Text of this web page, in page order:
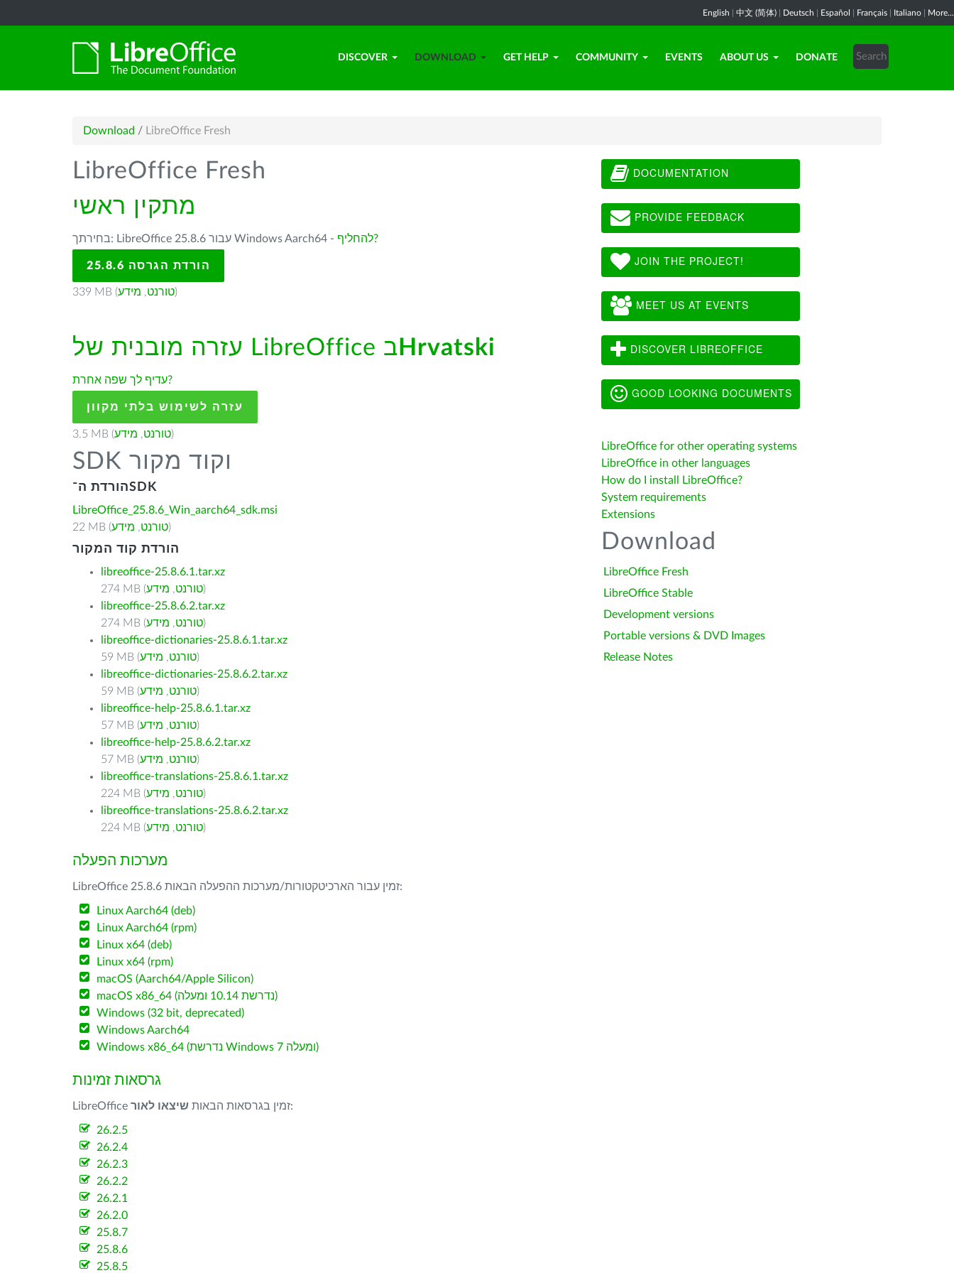
English 中文 (简体) Deutsch Español Français Italiano More...
DISCOVER DOWNLOAD GET HELP COMMUNITY EVENTS ABOUT US DONATE
Download / LibreOffice Fresh
LibreOffice Fresh
מתקין ראשי
בחירתך: LibreOffice 25.8.6 עבור Windows Aarch64 - להחליף?
הורדת הגרסה 25.8.6
339 MB ( טורנט, מידע )
עזרה מובנית של LibreOffice ב Hrvatski
עדיף לך שפה אחרת?
עזרה לשימוש בלתי מקוון
3.5 MB ( טורנט, מידע )
SDK וקוד מקור
הורדת ה־SDK
LibreOffice_25.8.6_Win_aarch64_sdk.msi
22 MB (
טורנט, מידע )
הורדת קוד המקור
libreoffice-25.8.6.1.tar.xz
274 MB (
טורנט, מידע
)
libreoffice-25.8.6.2.tar.xz
274 MB (
טורנט, מידע
)
libreoffice-dictionaries-25.8.6.1.tar.xz
59 MB (
טורנט, מידע
)
libreoffice-dictionaries-25.8.6.2.tar.xz
59 MB (
טורנט, מידע
)
libreoffice-help-25.8.6.1.tar.xz
57 MB (
טורנט, מידע
)
libreoffice-help-25.8.6.2.tar.xz
57 MB (
טורנט, מידע
)
libreoffice-translations-25.8.6.1.tar.xz
224 MB (
טורנט, מידע
)
libreoffice-translations-25.8.6.2.tar.xz
224 MB (
טורנט, מידע )
מערכות הפעלה
LibreOffice 25.8.6 זמין עבור הארכיטקטורות/מערכות ההפעלה הבאות:
Linux Aarch64 (deb)
Linux Aarch64 (rpm)
Linux x64 (deb)
Linux x64 (rpm)
macOS (Aarch64/Apple Silicon)
macOS x86_64 (נדרשת 10.14 ומעלה)
Windows (32 bit, deprecated)
Windows Aarch64
Windows x86_64 (נדרשת Windows 7 ומעלה)
גרסאות זמינות
LibreOffice זמין בגרסאות הבאות שיצאו לאור :
26.2.5
26.2.4
26.2.3
26.2.2
26.2.1
26.2.0
25.8.7
25.8.6
25.8.5
DOCUMENTATION
PROVIDE FEEDBACK
JOIN THE PROJECT!
MEET US AT EVENTS
DISCOVER LIBREOFFICE
GOOD LOOKING DOCUMENTS
LibreOffice for other operating systems
LibreOffice in other languages
How do I install LibreOffice?
System requirements
Extensions
Download
LibreOffice Fresh
LibreOffice Stable
Development versions
Portable versions & DVD Images
Release Notes